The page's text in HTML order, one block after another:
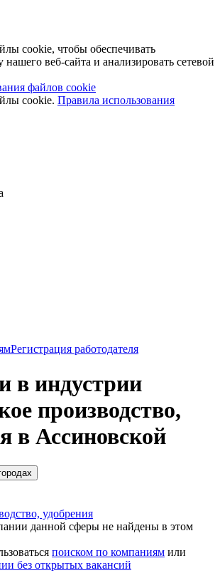
cookie, чтобы обеспечивать
веб-сайта и анализировать сетевой
файлов cookie
cookie. Правила использования
Регистрация работодателя
в индустрии
производство,
в Ассиновской
удобрения
данной сферы не найдены в этом
поиском по компаниям или
без открытых вакансий